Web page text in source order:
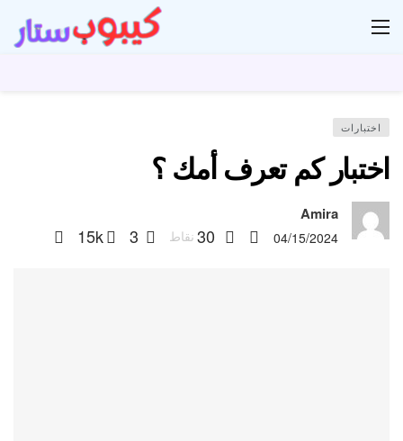
اختبارات
اختبار كم تعرف أمك ؟
Amira
04/15/2024
30 نقاط 3
15k